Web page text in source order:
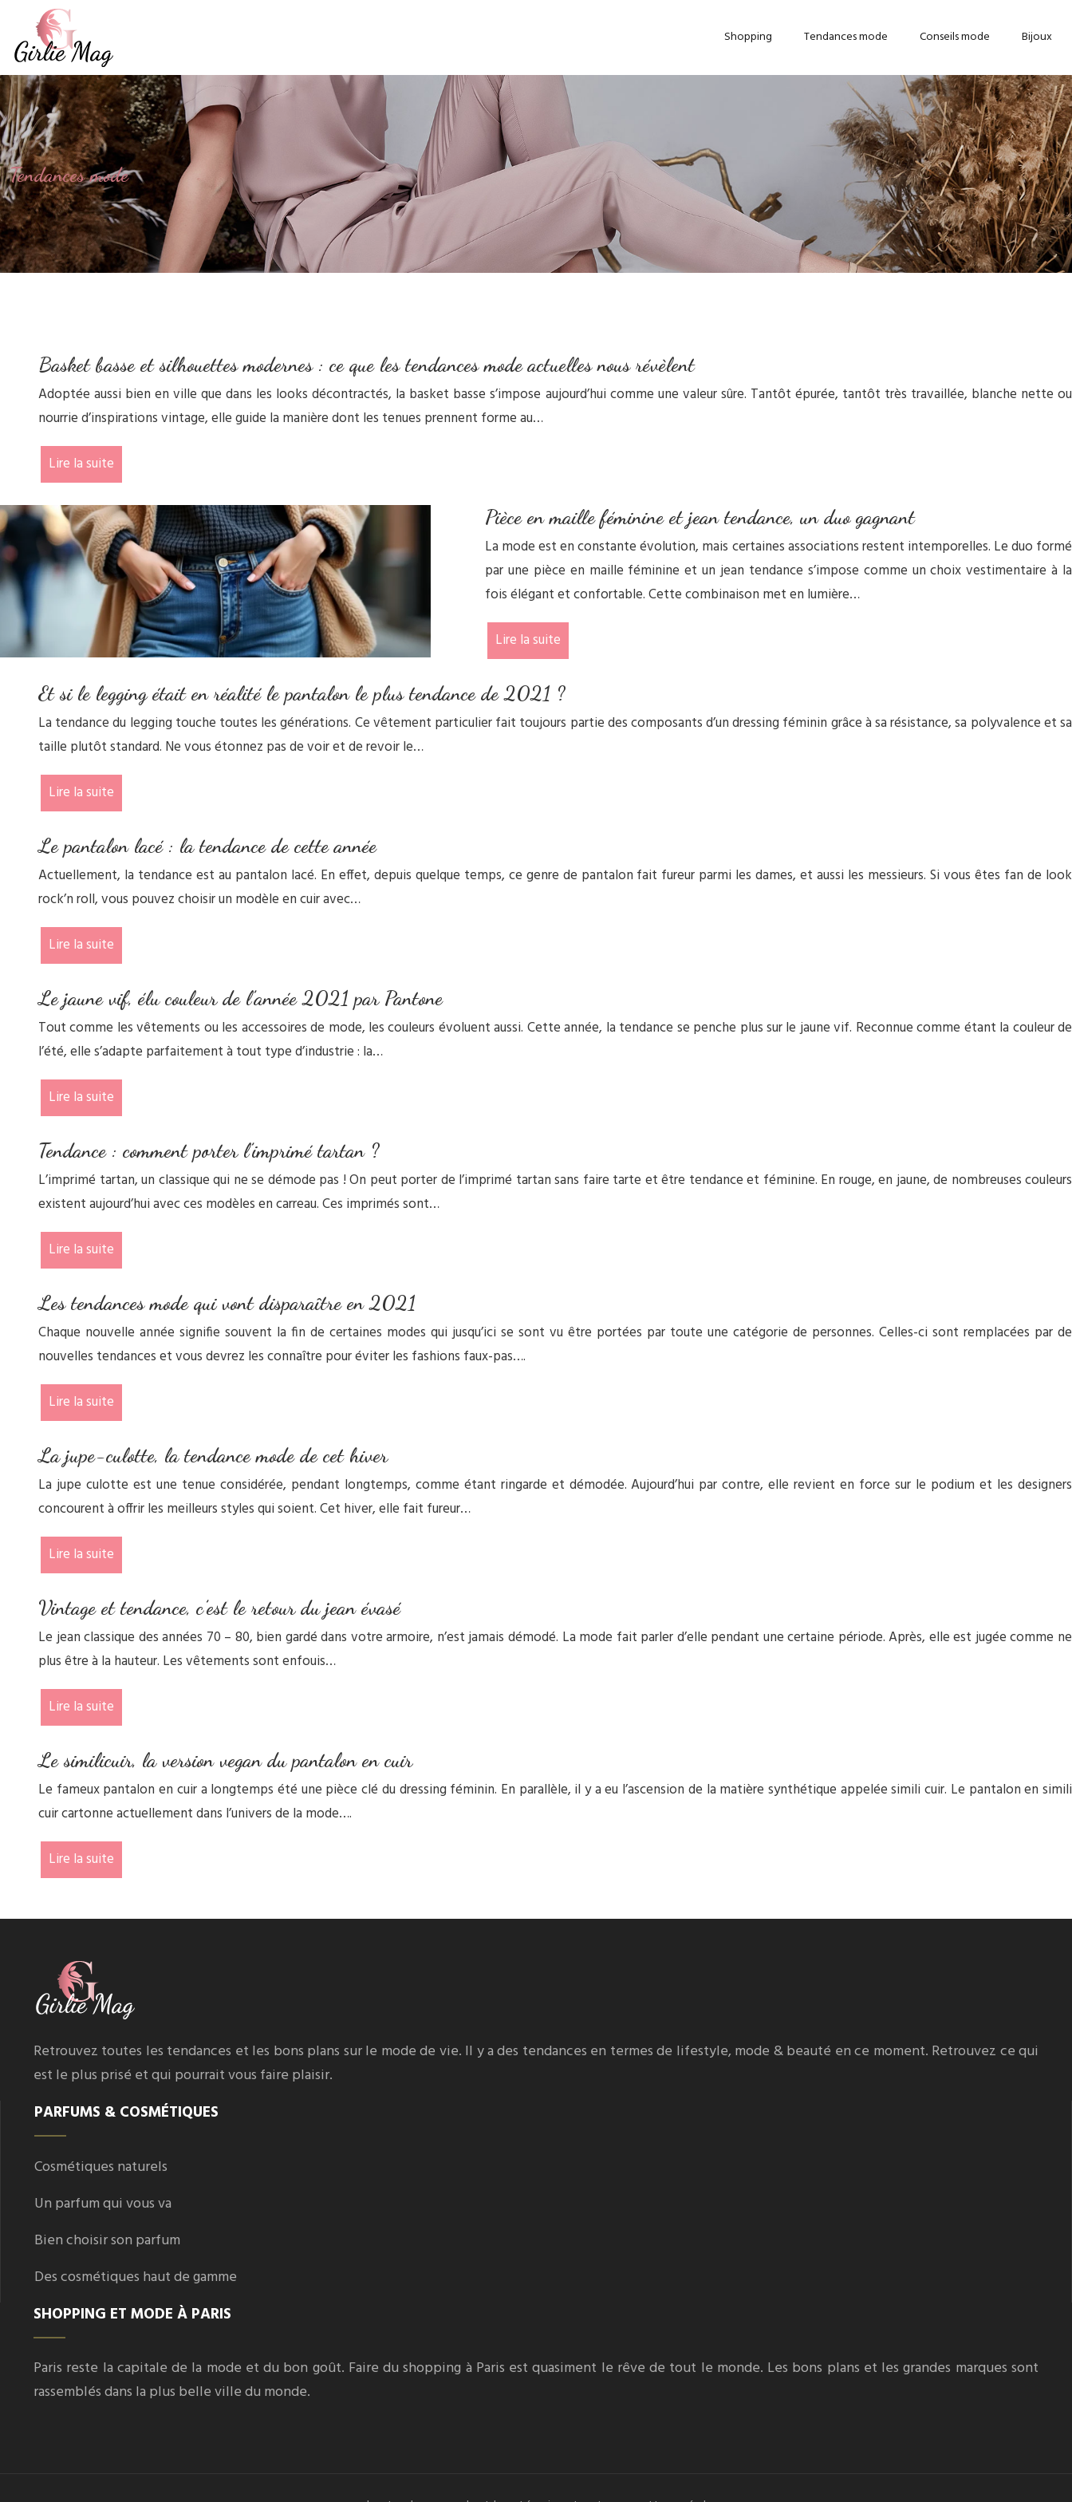
Shopping Tendances mode Conseils mode Bijoux
Tendances mode
Basket basse et silhouettes modernes : ce que les tendances mode actuelles nous révèlent
Adoptée aussi bien en ville que dans les looks décontractés, la basket basse s’impose aujourd’hui comme une valeur sûre. Tantôt épurée, tantôt très travaillée, blanche nette ou
nourrie d’inspirations vintage, elle guide la manière dont les tenues prennent forme au…
Lire la suite
Pièce en maille féminine et jean tendance, un duo gagnant
La mode est en constante évolution, mais certaines associations restent intemporelles. Le duo formé
par une pièce en maille féminine et un jean tendance s’impose comme un choix vestimentaire à la
fois élégant et confortable. Cette combinaison met en lumière…
Lire la suite
Et si le legging était en réalité le pantalon le plus tendance de 2021 ?
La tendance du legging touche toutes les générations. Ce vêtement particulier fait toujours partie des composants d’un dressing féminin grâce à sa résistance, sa polyvalence et sa
taille plutôt standard. Ne vous étonnez pas de voir et de revoir le…
Lire la suite
Le pantalon lacé : la tendance de cette année
Actuellement, la tendance est au pantalon lacé. En effet, depuis quelque temps, ce genre de pantalon fait fureur parmi les dames, et aussi les messieurs. Si vous êtes fan de look
rock’n roll, vous pouvez choisir un modèle en cuir avec…
Lire la suite
Le jaune vif, élu couleur de l’année 2021 par Pantone
Tout comme les vêtements ou les accessoires de mode, les couleurs évoluent aussi. Cette année, la tendance se penche plus sur le jaune vif. Reconnue comme étant la couleur de
l’été, elle s’adapte parfaitement à tout type d’industrie : la…
Lire la suite
Tendance : comment porter l’imprimé tartan ?
L’imprimé tartan, un classique qui ne se démode pas ! On peut porter de l’imprimé tartan sans faire tarte et être tendance et féminine. En rouge, en jaune, de nombreuses couleurs
existent aujourd’hui avec ces modèles en carreau. Ces imprimés sont…
Lire la suite
Les tendances mode qui vont disparaître en 2021
Chaque nouvelle année signifie souvent la fin de certaines modes qui jusqu’ici se sont vu être portées par toute une catégorie de personnes. Celles-ci sont remplacées par de
nouvelles tendances et vous devrez les connaître pour éviter les fashions faux-pas….
Lire la suite
La jupe-culotte, la tendance mode de cet hiver
La jupe culotte est une tenue considérée, pendant longtemps, comme étant ringarde et démodée. Aujourd’hui par contre, elle revient en force sur le podium et les designers
concourent à offrir les meilleurs styles qui soient. Cet hiver, elle fait fureur…
Lire la suite
Vintage et tendance, c’est le retour du jean évasé
Le jean classique des années 70 – 80, bien gardé dans votre armoire, n’est jamais démodé. La mode fait parler d’elle pendant une certaine période. Après, elle est jugée comme ne
plus être à la hauteur. Les vêtements sont enfouis…
Lire la suite
Le similicuir, la version vegan du pantalon en cuir
Le fameux pantalon en cuir a longtemps été une pièce clé du dressing féminin. En parallèle, il y a eu l’ascension de la matière synthétique appelée simili cuir. Le pantalon en simili
cuir cartonne actuellement dans l’univers de la mode….
Lire la suite
Retrouvez toutes les tendances et les bons plans sur le mode de vie. Il y a des tendances en termes de lifestyle, mode & beauté en ce moment. Retrouvez ce qui
est le plus prisé et qui pourrait vous faire plaisir.
PARFUMS & COSMÉTIQUES
Cosmétiques naturels
Un parfum qui vous va
Bien choisir son parfum
Des cosmétiques haut de gamme
SHOPPING ET MODE À PARIS
Paris reste la capitale de la mode et du bon goût. Faire du shopping à Paris est quasiment le rêve de tout le monde. Les bons plans et les grandes marques sont
rassemblés dans la plus belle ville du monde.